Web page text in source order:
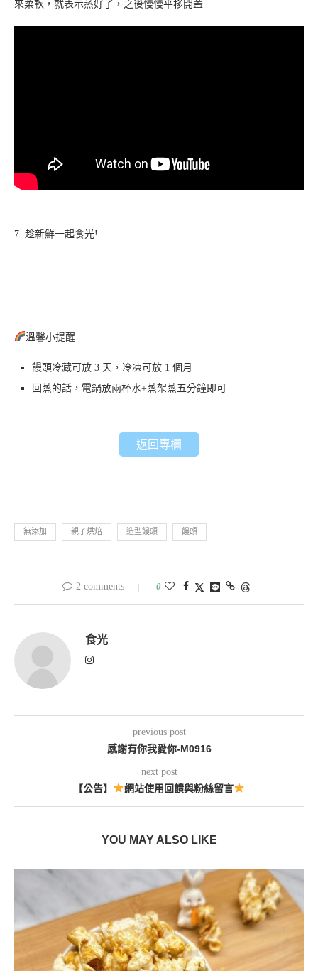
來柔軟，就表示蒸好了，之後慢慢平移開蓋
7. 趁新鮮一起食光!
溫馨小提醒
饅頭冷藏可放 3 天，冷凍可放 1 個月
回蒸的話，電鍋放兩杯水+蒸架蒸五分鐘即可
返回專欄
無添加 親子烘焙 造型饅頭 饅頭
2 comments 0
食光
previous post
感謝有你我愛你-M0916
next post
【公告】 網站使用回饋與粉絲留言
YOU MAY ALSO LIKE